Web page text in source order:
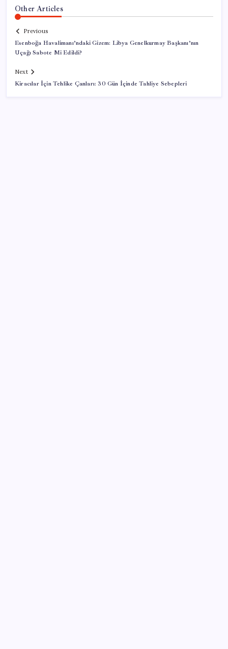
Other Articles
Previous
Esenboğa Havalimanı’ndaki Gizem: Libya Genelkurmay Başkanı’nın
Uçağı Sabote Mi Edildi?
Next
Kiracılar İçin Tehlike Çanları: 30 Gün İçinde Tahliye Sebepleri